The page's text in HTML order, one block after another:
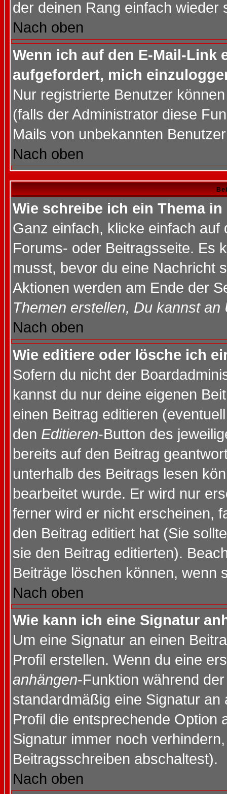
der deinen Rang einfach wieder
Nach oben
Wenn ich auf den E-Mail-Link
aufgefordert, mich
Nur registrierte Benutzer
(falls der Administrator diese
Mails von unbekannten
Nach oben
Wie schreibe ich ein Thema
Ganz einfach, klicke einfach
Forums- oder Beitragsseite. Es
musst, bevor du eine Nachricht
Aktionen werden am Ende der
Themen erstellen, Du kannst
Nach oben
Wie editiere oder lösche ich
Sofern du nicht der
kannst du nur deine eigenen
einen Beitrag editieren
den Editieren-Button des
bereits auf den Beitrag
unterhalb des Beitrags lesen
bearbeitet wurde. Er wird nur
ferner wird er nicht erscheinen,
den Beitrag editiert hat (Sie
sie den Beitrag editierten).
Beiträge löschen können, wenn
Nach oben
Wie kann ich eine Signatur
Um eine Signatur an einen
Profil erstellen. Wenn du eine
anhängen-Funktion während
standardmäßig eine Signatur
Profil die entsprechende Option
Signatur immer noch
Beitragsschreiben abschaltest).
Nach oben